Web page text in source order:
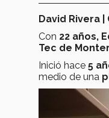
David Rivera
Con 22 años,
Tec de
Inició hace 5
medio de una